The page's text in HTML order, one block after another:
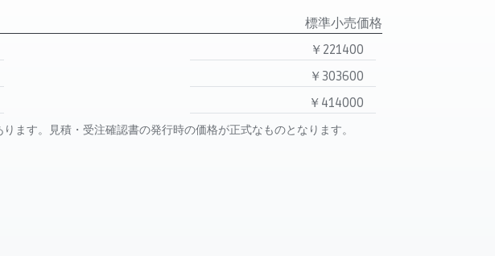
標準小売価格
￥221400
￥303600
￥414000
ます。見積・受注確認書の発行時の価格が正式なものとなります。